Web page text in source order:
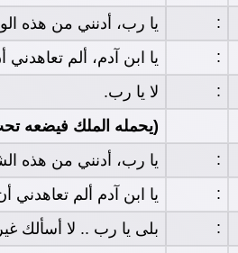
:
يا رب، أدنني من هذه
:
يا ابن آدم، ألم تعاهدني
:
لا يا رب.
(يحمله الملك فيضعه
:
يا رب، أدنني من هذه
:
يا ابن آدم ألم تعاهدني
:
بلى يا رب .. لا أسألك